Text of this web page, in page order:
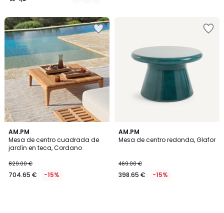
/
AM.PM
Mesa de centro cuadrada de
jardín en teca, Cordano
829.00 €
704.65 € -15%
AM.PM
Mesa de centro redonda, Glafor
469.00 €
398.65 € -15%